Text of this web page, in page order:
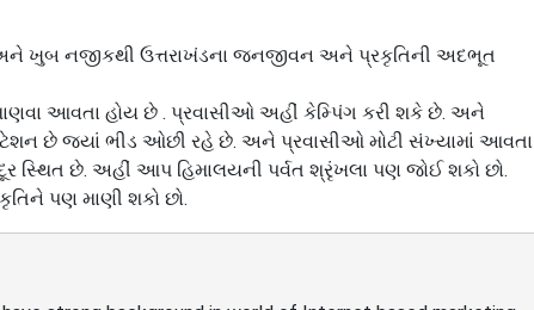
ખુબ નજીકથી ઉત્તરાખંડના જનજીવન અને પ્રકૃતિની અદભૂત
આવતા હોય છે . પ્રવાસીઓ અહીં કેમ્પિંગ કરી શકે છે. અને
છે જ્યાં ભીડ ઓછી રહે છે. અને પ્રવાસીઓ મોટી સંખ્યામાં આવતા
સ્થિત છે. અહીં આપ હિમાલયની પર્વત શ્રૃંખલા પણ જોઈ શકો છો.
પણ માણી શકો છો.